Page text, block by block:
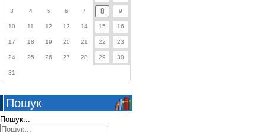
3 4 5 6 7 8 9
10 11 12 13 14 15 16
17 18 19 20 21 22 23
24 25 26 27 28 29 30
31
Пошук
Пошук...